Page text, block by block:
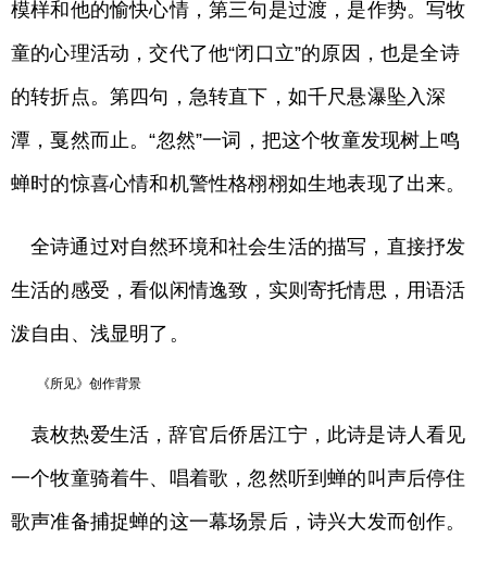
模样和他的愉快心情，第三句是过渡，是作势。写牧
童的心理活动，交代了他“闭口立”的原因，也是全诗
的转折点。第四句，急转直下，如千尺悬瀑坠入深
潭，戛然而止。“忽然”一词，把这个牧童发现树上鸣
蝉时的惊喜心情和机警性格栩栩如生地表现了出来。
全诗通过对自然环境和社会生活的描写，直接抒发
生活的感受，看似闲情逸致，实则寄托情思，用语活
泼自由、浅显明了。
《所见》创作背景
袁枚热爱生活，辞官后侨居江宁，此诗是诗人看见
一个牧童骑着牛、唱着歌，忽然听到蝉的叫声后停住
歌声准备捕捉蝉的这一幕场景后，诗兴大发而创作。